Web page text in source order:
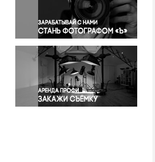
Правосудие
Происшествия и конфликты
Религия
Светская жизнь
Спорт
Экология
Экономика и бизнес